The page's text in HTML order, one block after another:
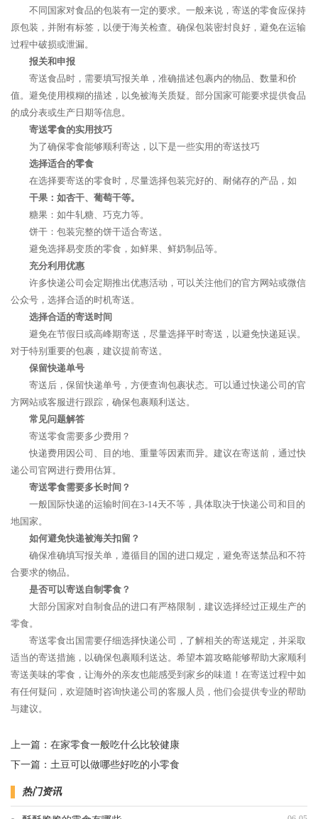
不同国家对食品的包装有一定的要求。一般来说，寄送的零食应保持
原包装，并附有标签，以便于海关检查。确保包装密封良好，避免在运输
过程中破损或泄漏。
报关和申报
寄送食品时，需要填写报关单，准确描述包裹内的物品、数量和价
值。避免使用模糊的描述，以免被海关质疑。部分国家可能要求提供食品
的成分表或生产日期等信息。
寄送零食的实用技巧
为了确保零食能够顺利寄达，以下是一些实用的寄送技巧
选择适合的零食
在选择要寄送的零食时，尽量选择包装完好的、耐储存的产品，如
干果：如杏干、葡萄干等。
糖果：如牛轧糖、巧克力等。
饼干：包装完整的饼干适合寄送。
避免选择易变质的零食，如鲜果、鲜奶制品等。
充分利用优惠
许多快递公司会定期推出优惠活动，可以关注他们的官方网站或微信
公众号，选择合适的时机寄送。
选择合适的寄送时间
避免在节假日或高峰期寄送，尽量选择平时寄送，以避免快递延误。
对于特别重要的包裹，建议提前寄送。
保留快递单号
寄送后，保留快递单号，方便查询包裹状态。可以通过快递公司的官
方网站或客服进行跟踪，确保包裹顺利送达。
常见问题解答
寄送零食需要多少费用？
快递费用因公司、目的地、重量等因素而异。建议在寄送前，通过快
递公司官网进行费用估算。
寄送零食需要多长时间？
一般国际快递的运输时间在3-14天不等，具体取决于快递公司和目的
地国家。
如何避免快递被海关扣留？
确保准确填写报关单，遵循目的国的进口规定，避免寄送禁品和不符
合要求的物品。
是否可以寄送自制零食？
大部分国家对自制食品的进口有严格限制，建议选择经过正规生产的
零食。
寄送零食出国需要仔细选择快递公司，了解相关的寄送规定，并采取
适当的寄送措施，以确保包裹顺利送达。希望本篇攻略能够帮助大家顺利
寄送美味的零食，让海外的亲友也能感受到家乡的味道！在寄送过程中如
有任何疑问，欢迎随时咨询快递公司的客服人员，他们会提供专业的帮助
与建议。
上一篇： 在家零食一般吃什么比较健康
下一篇： 土豆可以做哪些好吃的小零食
热门资讯